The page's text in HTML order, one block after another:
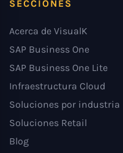
SECCIONES
Acerca de VisualK
SAP Business One
SAP Business One Lite
Infraestructura Cloud
Soluciones por industria
Soluciones Retail
Blog